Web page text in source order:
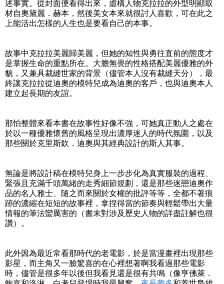
述事實。從封面便看得出來，虛構人物克拉拉的外型明顯取
材自奧黛麗．赫本，然後美女本來就很討人喜歡，可在此之
上能活出怎樣的人生也是要看自己的本事。
故事中克拉拉美麗歸美麗，但她的知性與勇往直前的態度才
是掌握生命的重點所在。大膽無畏的性格搭配美麗優雅的外
貌，又兼具裁縫世家的背景（儘管本人沒有裁縫天分），最
終讓克拉拉從迪奧的模特兒成為迪奧的客戶，也與迪奧本人
建立起長期的友誼。
那怕整體來看本書在故事性好像不強，可她真正動人之處在
於以一種優雅懷舊的風格呈現出濃厚迷人的時代氛圍，以及
那些關於克里斯欽．迪奧與其經典設計的斯人其事。
無論是將設計稿在模特兒身上一步步化為真實服裝的過程、
緊張且充滿千頭萬緒的走秀細節規劃，還是那些迷戀迪奧作
品的名人雅士、隨之而來關於女權的批評等等，全都不著痕
跡的濃縮在短短的故事裡，拿捏得當的節奏與輕鬆帶出大量
情報的筆法蠻厲害的（書末對涉及歷史人物的詳盡註解也很
讚）。
此外因為最近常看那時代的老電影，於是當漫畫裡出現那些
影星，而主角又一臉驚喜的在心裡想著啊我看過那些電影
時，儘管是很多年以後但我看見還是很有共鳴（像亨佛萊．